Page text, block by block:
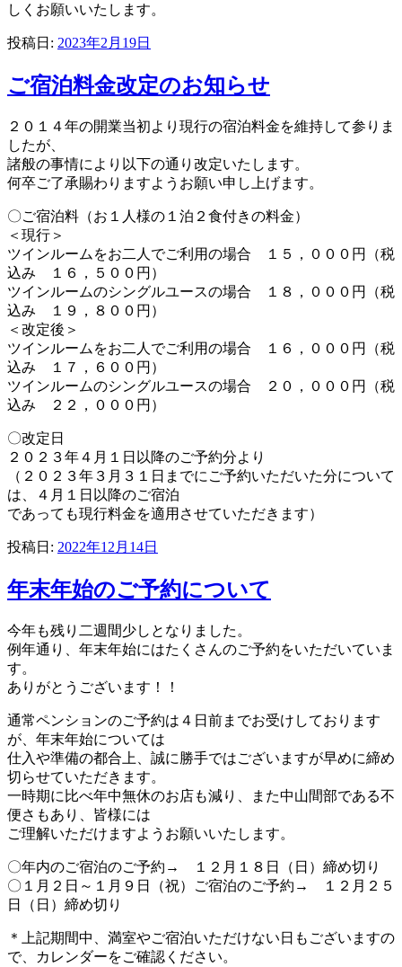
しくお願いいたします。
投稿日: 2023年2月19日
ご宿泊料金改定のお知らせ
２０１４年の開業当初より現行の宿泊料金を維持して参りま
したが、
諸般の事情により以下の通り改定いたします。
何卒ご了承賜わりますようお願い申し上げます。
〇ご宿泊料（お１人様の１泊２食付きの料金）
＜現行＞
ツインルームをお二人でご利用の場合 １５，０００円（税
込み １６，５００円）
ツインルームのシングルユースの場合 １８，０００円（税
込み １９，８００円）
＜改定後＞
ツインルームをお二人でご利用の場合 １６，０００円（税
込み １７，６００円）
ツインルームのシングルユースの場合 ２０，０００円（税
込み ２２，０００円）
〇改定日
２０２３年４月１日以降のご予約分より
（２０２３年３月３１日までにご予約いただいた分について
は、４月１日以降のご宿泊
であっても現行料金を適用させていただきます）
投稿日: 2022年12月14日
年末年始のご予約について
今年も残り二週間少しとなりました。
例年通り、年末年始にはたくさんのご予約をいただいていま
す。
ありがとうございます！！
通常ペンションのご予約は４日前までお受けしております
が、年末年始については
仕入や準備の都合上、誠に勝手ではございますが早めに締め
切らせていただきます。
一時期に比べ年中無休のお店も減り、また中山間部である不
便さもあり、皆様には
ご理解いただけますようお願いいたします。
〇年内のご宿泊のご予約→ １２月１８日（日）締め切り
〇１月２日～１月９日（祝）ご宿泊のご予約→ １２月２５
日（日）締め切り
＊上記期間中、満室やご宿泊いただけない日もございますの
で、カレンダーをご確認ください。